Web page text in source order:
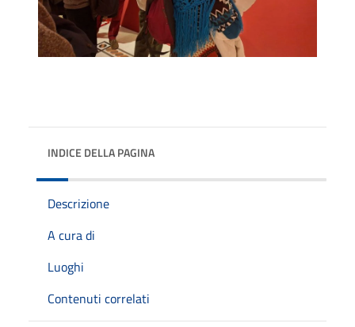
INDICE DELLA PAGINA
Descrizione
A cura di
Luoghi
Contenuti correlati